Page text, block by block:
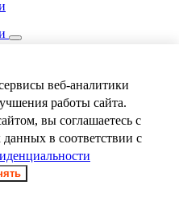
веб-аналитики
работы сайта.
вы соглашаетесь с
в соответствии с